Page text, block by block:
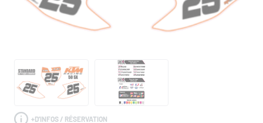
+D'INFOS / RÉSERVATION